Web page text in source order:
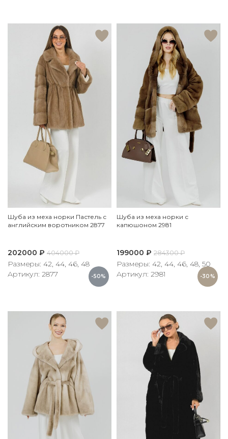
-50%
Шуба из меха норки Пастель с
английским воротником 2877
202000 ₽ 404000₽
Размеры: 42, 44, 46, 48
Артикул: 2877
-30%
Шуба из меха норки с
капюшоном 2981
199000 ₽ 284300₽
Размеры: 42, 44, 46, 48, 50
Артикул: 2981